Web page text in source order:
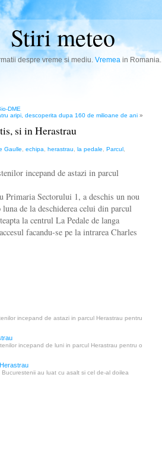
Stiri meteo
despre vreme si mediu. Vremeain Romania.
DME
aripi, descoperita dupa 160 de milioane de ani »
si in Herastrau
Gaulle echipa herastrau la pedale Parcul
incepand de astazi in parcul
Primaria Sectorului 1, a deschis un nou
de la deschiderea celui din parcul
la centrul La Pedale de langa
facandu-se pe la intrarea Charles
incepand de astazi in parcul Herastrau pentru
incepand de luni in parcul Herastrau pentru o
au luat cu asalt si cel de-al doilea